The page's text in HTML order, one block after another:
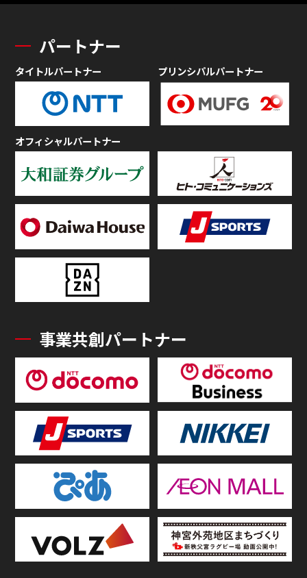
パートナー
タイトルパートナー プリンシパルパートナー
オフィシャルパートナー
事業共創パートナー